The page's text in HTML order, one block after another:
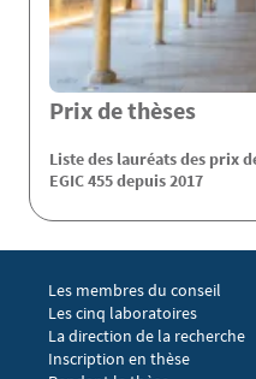
Prix de thèses
Liste des lauréats des prix
EGIC 455 depuis 2017
Menu footer EGIC 1
Les membres du conseil
Les cinq laboratoires
La direction de la recherche
Menu footer EGIC 2
Inscription en thèse